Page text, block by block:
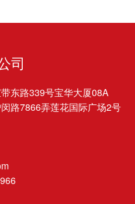
司
东路339号宝华大厦08A
路7866弄莲花国际广场2号